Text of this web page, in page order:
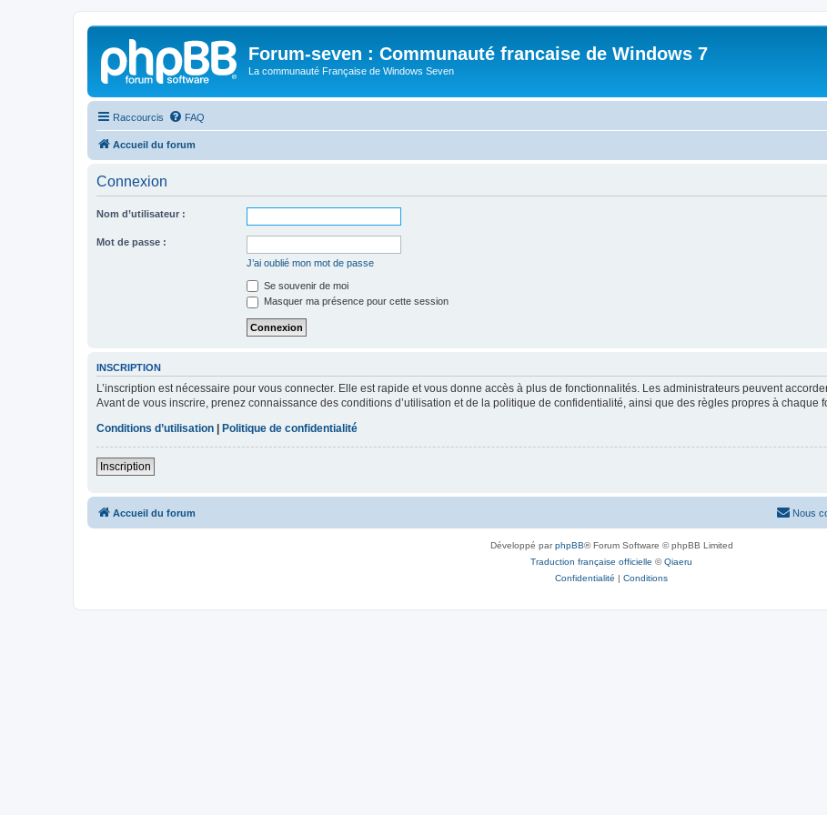
Forum-seven : Communauté francaise de Windows 7
La communauté Française de Windows Seven
Raccourcis FAQ
Accueil du forum
Connexion
Nom d’utilisateur :
Mot de passe :
J’ai oublié mon mot de passe
Se souvenir de moi
Masquer ma présence pour cette session
INSCRIPTION
L’inscription est nécessaire pour vous connecter. Elle est rapide et vous donne accès à plus de fonctionnalités. Les administrateurs peuvent
Avant de vous inscrire, prenez connaissance des conditions d’utilisation et de la politique de confidentialité, ainsi que des règles propres à chaque
Conditions d’utilisation
Politique de confidentialité
Inscription
Accueil du forum Nous
Développé parphpBB® Forum Software © phpBB Limited
Traduction française officielle ©Qiaeru
Confidentialité | Conditions